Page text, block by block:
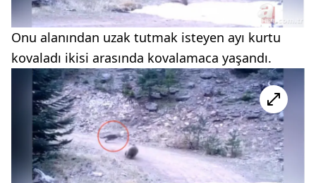
Onu alanından uzak tutmak isteyen ayı kurtu
kovaladı ikisi arasında kovalamaca yaşandı.